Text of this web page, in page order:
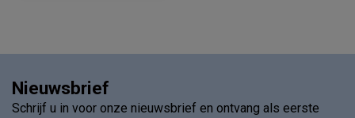
Nieuwsbrief
Schrijf u in voor onze nieuwsbrief en ontvang als eerste